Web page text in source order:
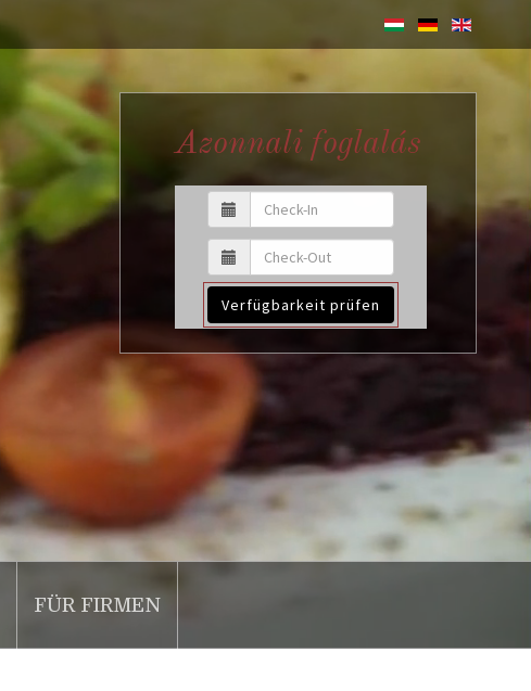
Azonnali foglalás
Verfügbarkeit prüfen
FÜR FIRMEN